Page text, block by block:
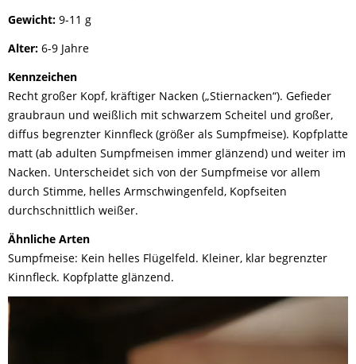
Gewicht: 9-11 g
Alter: 6-9 Jahre
Kennzeichen
Recht großer Kopf, kräftiger Nacken („Stiernacken“). Gefieder
graubraun und weißlich mit schwarzem Scheitel und großer,
diffus begrenzter Kinnfleck (größer als Sumpfmeise). Kopfplatte
matt (ab adulten Sumpfmeisen immer glänzend) und weiter im
Nacken. Unterscheidet sich von der Sumpfmeise vor allem
durch Stimme, helles Armschwingenfeld, Kopfseiten
durchschnittlich weißer.
Ähnliche Arten
Sumpfmeise: Kein helles Flügelfeld. Kleiner, klar begrenzter
Kinnfleck. Kopfplatte glänzend.